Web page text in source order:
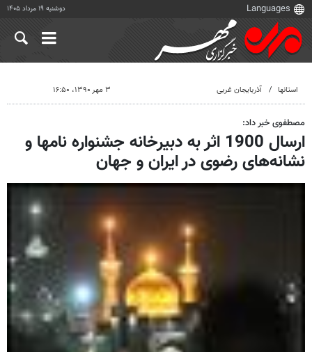
دوشنبه ۱۹ مرداد ۱۴۰۵
استانها آذربایجان غربی ۳ مهر ۱۳۹۰، ۱۶:۵۰
مصطفوی خبر داد:
ارسال 1900 اثر به دبیرخانه جشنواره نامها و
نشانه‌های رضوی در ایران و جهان